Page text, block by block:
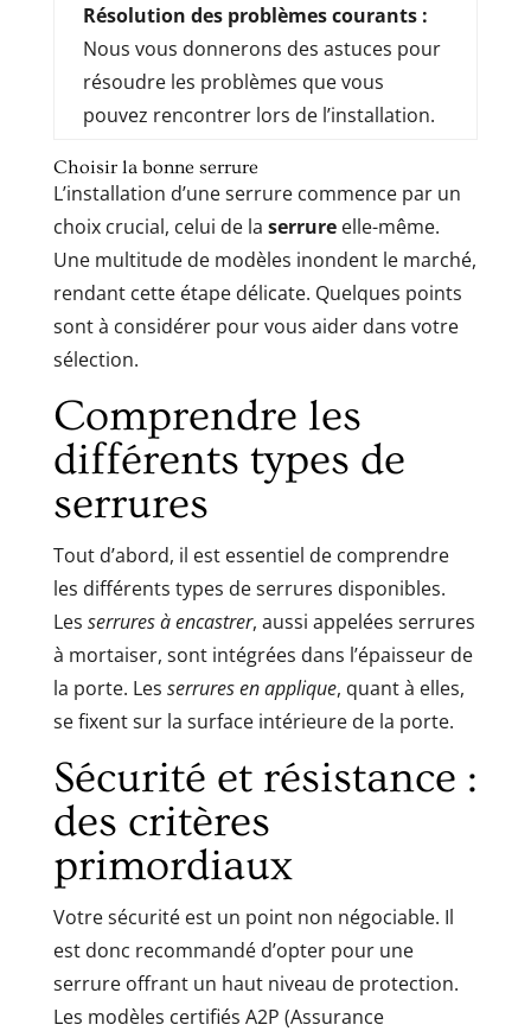
Résolution des problèmes courants :
Nous vous donnerons des astuces pour
résoudre les problèmes que vous
pouvez rencontrer lors de l’installation.
Choisir la bonne serrure
L’installation d’une serrure commence par un
choix crucial, celui de la serrureelle-même.
Une multitude de modèles inondent le marché,
rendant cette étape délicate. Quelques points
sont à considérer pour vous aider dans votre
sélection.
Comprendre les
différents types de
serrures
Tout d’abord, il est essentiel de comprendre
les différents types de serrures disponibles.
Les serrures à encastrer, aussi appelées serrures
à mortaiser, sont intégrées dans l’épaisseur de
la porte. Les serrures en applique, quant à elles,
se fixent sur la surface intérieure de la porte.
Sécurité et résistance :
des critères
primordiaux
Votre sécurité est un point non négociable. Il
est donc recommandé d’opter pour une
serrure offrant un haut niveau de protection.
Les modèles certifiés A2P (Assurance